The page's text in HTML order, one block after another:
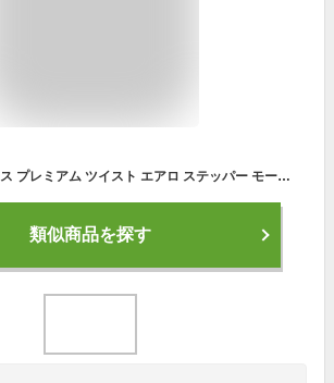
東急スポーツオアシス プレミアム ツイスト エアロ ステッパー モード切替機能 (ツイスト/エアロ) 連続使用 約60分 静音 SP-200
類似商品を探す